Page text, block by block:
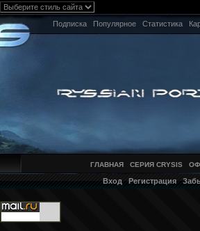
Подписка Популярное Статистика
ГЛАВНАЯ СЕРИЯ CRYSIS
Вход Регистрация